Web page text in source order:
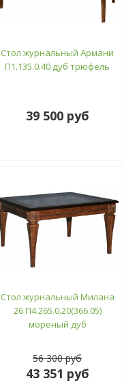
Стол журнальный Армани
П1.135.0.40 дуб трюфель
39 500 руб
Стол журнальный Милана
26 П4.265.0.20(366.05)
мореный дуб
56 300 руб
43 351 руб